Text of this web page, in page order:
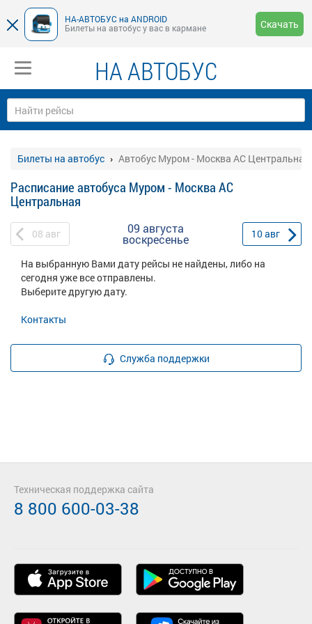
НА-АВТОБУС на ANDROID
Билеты на автобус у вас в кармане
Скачать
НА АВТОБУС
Билеты на автобус Автобус Муром - Москва АС
Расписание автобуса Муром - Москва АС
Центральная
08 авг 09 августа
воскресенье 10авг
На выбранную Вами дату рейсы не найдены, либо на
сегодня уже все отправлены.
Выберите другую дату.
Контакты
Служба поддержки
Техническая поддержка сайта
8 800 600-03-38